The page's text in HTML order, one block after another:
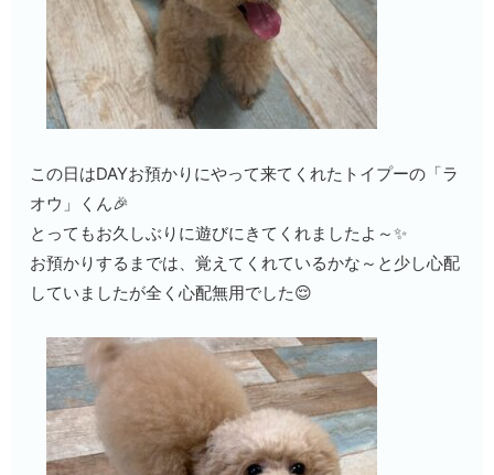
この日はDAYお預かりにやって来てくれたトイプーの「ラ
オウ」くん🎉
とってもお久しぶりに遊びにきてくれましたよ～✨
お預かりするまでは、覚えてくれているかな～と少し心配
していましたが全く心配無用でした😌